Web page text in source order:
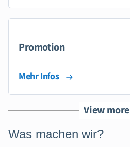
Promotion
Mehr Infos
View more
Was machen wir?